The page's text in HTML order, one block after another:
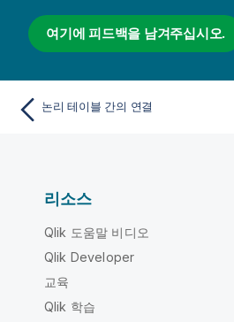
여기에 피드백을 남겨주십시오.
논리 테이블 간의 연결
리소스
Qlik 도움말 비디오
Qlik Developer
교육
Qlik 학습